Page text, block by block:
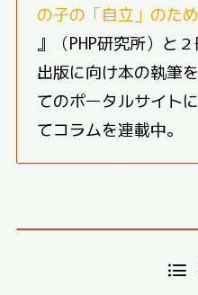
の子の「自立」のた
』（PHP研究所）と
出版に向け本の執筆
てのポータルサイト
てコラムを連載中。